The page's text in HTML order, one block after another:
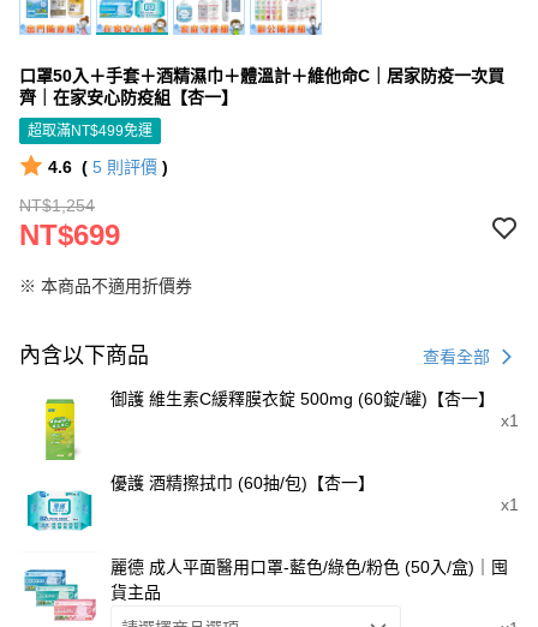
口罩50入＋手套＋酒精濕巾＋體溫計＋維他命C｜居家防疫一次買
齊｜在家安心防疫組【杏一】
超取滿NT$499免運
4.6 ( 5 則評價 )
NT$1,254
NT$699
※ 本商品不適用折價券
內含以下商品 查看全部
御護 維生素C緩釋膜衣錠 500mg (60錠/罐)【杏一】
x1
優護 酒精擦拭巾 (60抽/包)【杏一】
x1
麗德 成人平面醫用口罩-藍色/綠色/粉色 (50入/盒)｜囤
貨主品